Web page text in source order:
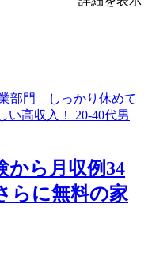
から月収例34
らに無料の家